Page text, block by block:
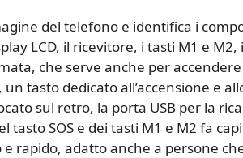
del telefono e identifica i
LCD, il ricevitore, i tasti M1 e M2,
che serve anche per
tasto dedicato all’accensione e
sul retro, la porta USB per la
tasto SOS e dei tasti M1 e M2 fa
rapido, adatto anche a persone